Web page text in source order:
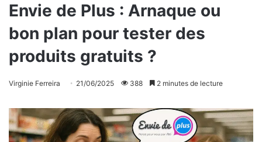
Envie de Plus : Arnaque ou
bon plan pour tester des
produits gratuits ?
Virginie Ferreira 21/06/2025 388 2 minutes de lecture